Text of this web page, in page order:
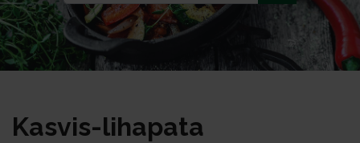
Kas­vis-li­ha­pa­ta